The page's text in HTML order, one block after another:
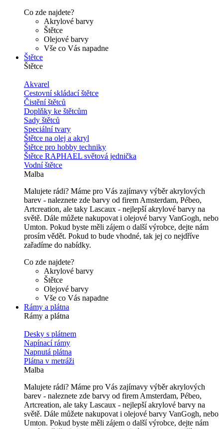
Co zde najdete?
Akrylové barvy
Štětce
Olejové barvy
Vše co Vás napadne
Štětce
Štětce
Akvarel
Cestovní skládací štětce
Čistění štětců
Doplňky ke štětcům
Sady štětců
Speciální tvary
Štětce na olej a akryl
Štětce pro hobby techniky
Štětce RAPHAEL světová jednička
Vodní štětce
Malba
Malujete rádi? Máme pro Vás zajímavy výběr akrylových
barev - naleznete zde barvy od firem Amsterdam, Pébeo,
Artcreation, ale taky Lascaux - nejlepší akrylové barvy na
světě. Dále můžete nakupovat i olejové barvy VanGogh, nebo
Umton. Pokud byste měli zájem o další výrobce, dejte nám
prosím vědět. Pokud to bude vhodné, tak jej co nejdříve
zařadíme do nabídky.
Co zde najdete?
Akrylové barvy
Štětce
Olejové barvy
Vše co Vás napadne
Rámy a plátna
Rámy a plátna
Desky s plátnem
Napínací rámy
Napnutá plátna
Plátna v metráži
Malba
Malujete rádi? Máme pro Vás zajímavy výběr akrylových
barev - naleznete zde barvy od firem Amsterdam, Pébeo,
Artcreation, ale taky Lascaux - nejlepší akrylové barvy na
světě. Dále můžete nakupovat i olejové barvy VanGogh, nebo
Umton. Pokud byste měli zájem o další výrobce, dejte nám